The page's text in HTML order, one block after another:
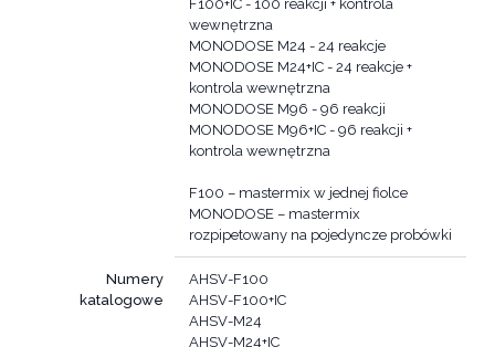
F100+IC - 100 reakcji + kontrola
wewnętrzna
MONODOSE M24 - 24 reakcje
MONODOSE M24+IC - 24 reakcje +
kontrola wewnętrzna
MONODOSE M96 - 96 reakcji
MONODOSE M96+IC - 96 reakcji +
kontrola wewnętrzna
F100 – mastermix w jednej fiolce
MONODOSE – mastermix
Numery
katalogowe
AHSV-F100
AHSV-F100+IC
AHSV-M24
AHSV-M24+IC